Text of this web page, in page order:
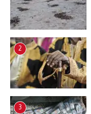
2
3